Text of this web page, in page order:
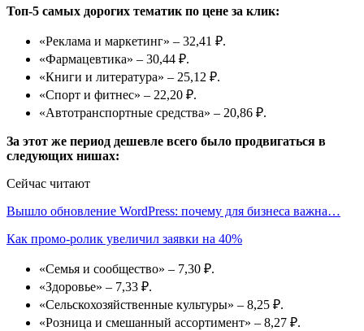
Топ-5 самых дорогих тематик по цене за клик:
«Реклама и маркетинг» – 32,41 ₽.
«Фармацевтика» – 30,44 ₽.
«Книги и литература» – 25,12 ₽.
«Спорт и фитнес» – 22,20 ₽.
«Автотранспортные средства» – 20,86 ₽.
За этот же период дешевле всего было продвигаться в
следующих нишах:
Сейчас читают
Вышло обновление WordPress: почему для бизнеса важна…
Как промо-ролик увеличил заявки на 40%
«Семья и сообщество» – 7,30 ₽.
«Здоровье» – 7,33 ₽.
«Сельскохозяйственные культуры» – 8,25 ₽.
«Розница и смешанный ассортимент» – 8,27 ₽.